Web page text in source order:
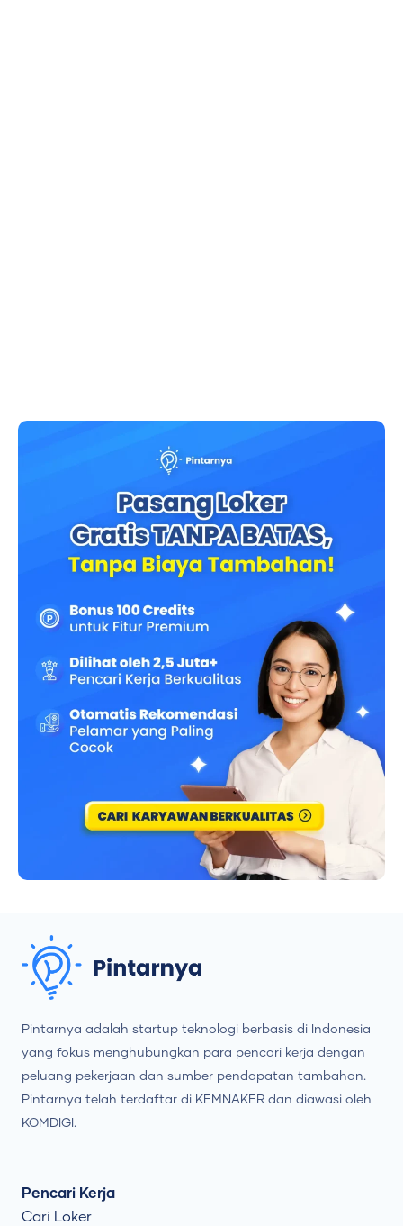
Pintarnya adalah startup teknologi berbasis di Indonesia
yang fokus menghubungkan para pencari kerja dengan
peluang pekerjaan dan sumber pendapatan tambahan.
Pintarnya telah terdaftar di KEMNAKER dan diawasi oleh
KOMDIGI.
Pencari Kerja
Cari Loker